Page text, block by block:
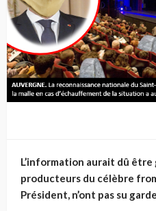
L’information aurait dû
producteurs du célèbre
Président, n’ont pas su